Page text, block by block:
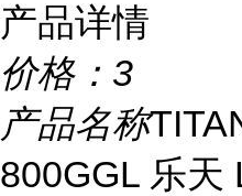
产品详情
价格： 3
产品名称
800GGL 乐天